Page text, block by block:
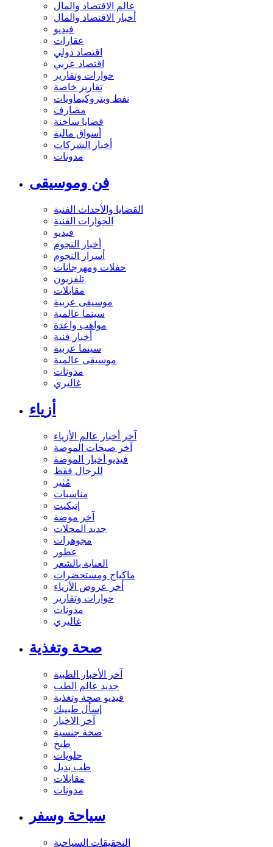
عالم الاقتصاد والمال
أخبار الاقتصاد والمال
فيديو
عقارات
اقتصاد دولي
اقتصاد عربي
حوارات وتقارير
تقارير خاصة
نفط وبتروكيماويات
مصارف
قضايا ساخنة
أسواق مالية
أخبار الشركات
مدونات
فن وموسيقى
القضايا والأحداث الفنية
الحوارات الفنية
فيديو
أخبار النجوم
أسرار النجوم
حفلات ومهرجانات
تلفزيون
مقابلات
موسيقى عربية
سينما عالمية
مواهب واعدة
أخبار فنية
سينما عربية
موسيقى عالمية
مدونات
غاليري
أزياء
آخر أخبار عالم الأزياء
آخر صيحات الموضة
فيديو أخبار الموضة
للرجال فقط
مُثير
مناسبات
إتيكيت
آخر موضة
جديد المحلات
مجوهرات
عطور
العناية بالشعر
ماكياج ومستحضرات
أخر عروض الأزياء
حوارات وتقارير
مدونات
غاليري
صحة وتغذية
آخر الأخبار الطبية
جديد عالم الطب
فيديو صحة وتغذية
إسأل طبيبك
آخر الاخبار
صحة جنسية
طبخ
حلويات
طب بديل
مقابلات
مدونات
سياحة وسفر
التحقيقات السياحية